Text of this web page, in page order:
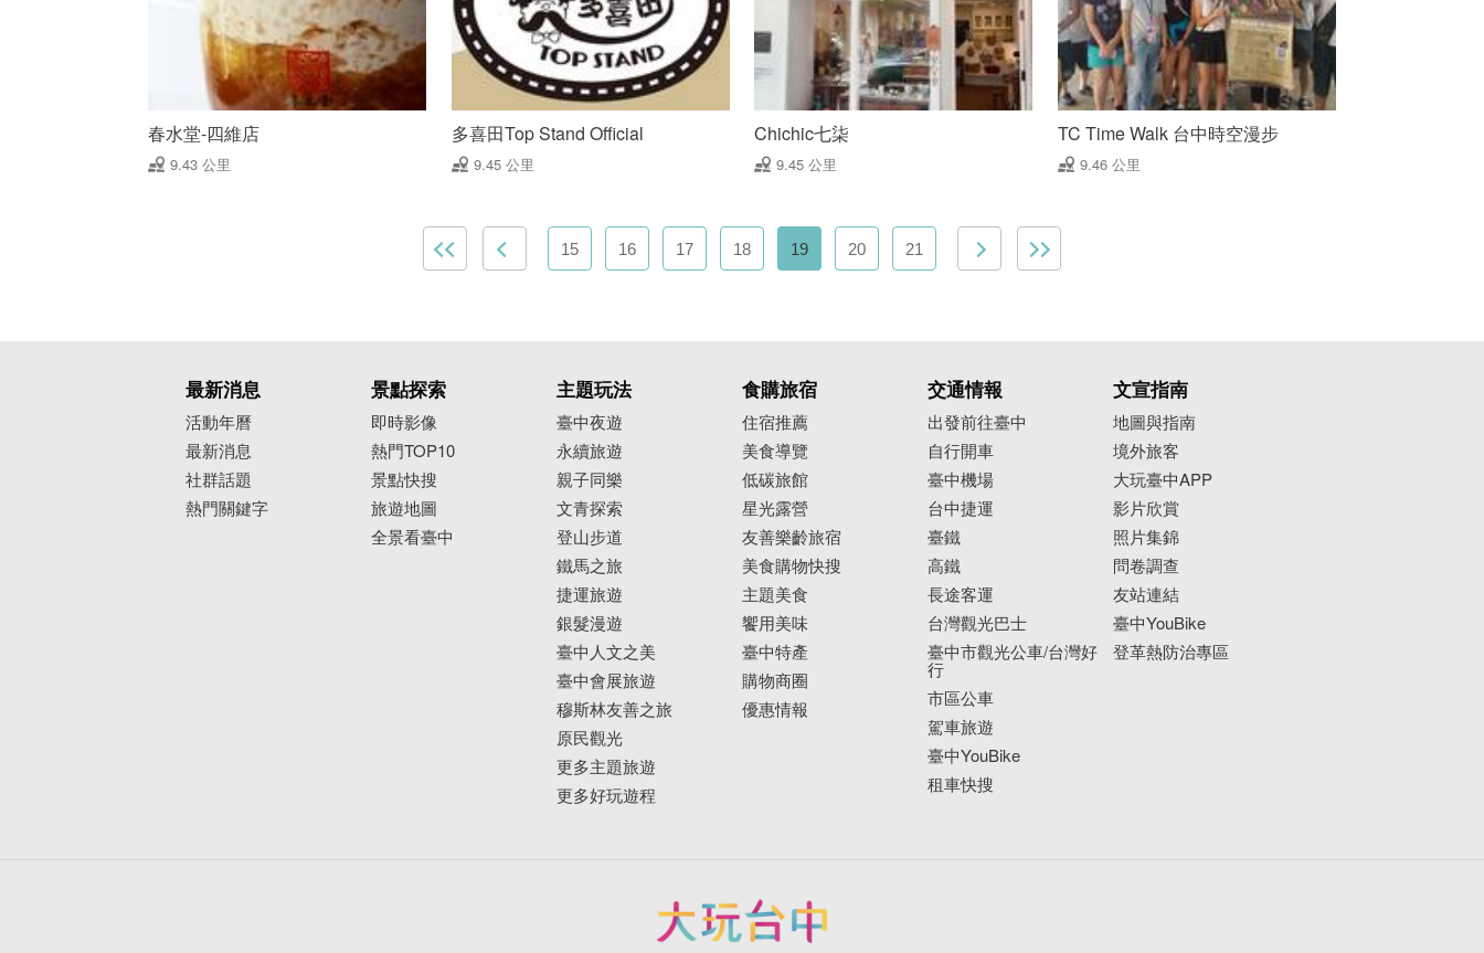
春水堂-四維店
9.43 公里
多喜田Top Stand Official
9.45 公里
Chichic七柒
9.45 公里
TC Time Walk 台中時空漫步
9.46 公里
15 16 17 18 19 20 21
最新消息
活動年曆
最新消息
社群話題
熱門關鍵字
景點探索
即時影像
熱門TOP10
景點快搜
旅遊地圖
全景看臺中
主題玩法
臺中夜遊
永續旅遊
親子同樂
文青探索
登山步道
鐵馬之旅
捷運旅遊
銀髮漫遊
臺中人文之美
臺中會展旅遊
穆斯林友善之旅
原民觀光
更多主題旅遊
更多好玩遊程
食購旅宿
住宿推薦
美食導覽
低碳旅館
星光露營
友善樂齡旅宿
美食購物快搜
主題美食
饗用美味
臺中特產
購物商圈
優惠情報
交通情報
出發前往臺中
自行開車
臺中機場
台中捷運
臺鐵
高鐵
長途客運
台灣觀光巴士
臺中市觀光公車/台灣好
行
市區公車
駕車旅遊
臺中YouBike
租車快搜
文宣指南
地圖與指南
境外旅客
大玩臺中APP
影片欣賞
照片集錦
問卷調查
友站連結
臺中YouBike
登革熱防治專區